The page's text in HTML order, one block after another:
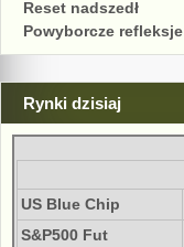
Reset nadszedł
Powyborcze refleksje
Rynki dzisiaj
US Blue Chip
S&P500 Fut